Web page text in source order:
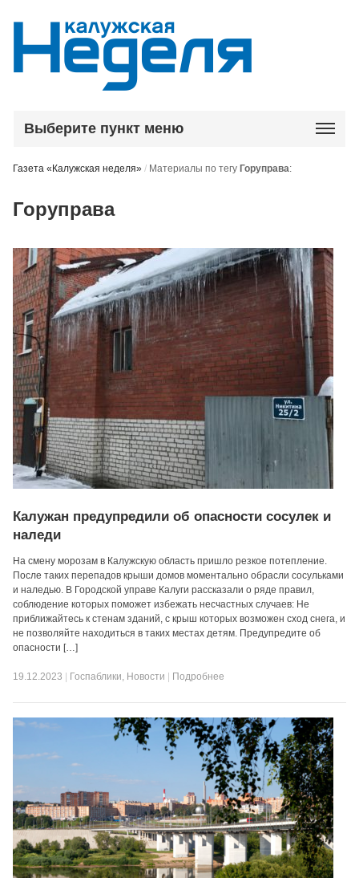
Выберите пункт меню
Газета «Калужская неделя» / Материалы по тегу Горуправа:
Горуправа
Калужан предупредили об опасности сосулек и
наледи
На смену морозам в Калужскую область пришло резкое потепление.
После таких перепадов крыши домов моментально обрасли сосульками
и наледью. В Городской управе Калуги рассказали о ряде правил,
соблюдение которых поможет избежать несчастных случаев: Не
приближайтесь к стенам зданий, с крыш которых возможен сход снега, и
не позволяйте находиться в таких местах детям. Предупредите об
опасности […]
19.12.2023 Госпаблики, Новости Подробнее